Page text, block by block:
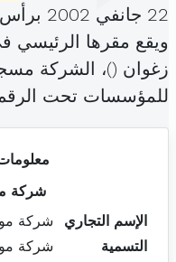
22 جانفي 2002 برأس مال قدره
زغوان ()، الشركة
للمؤسسات تحت
شركة
الإسم التجاري
شركة
التسمية
شركة